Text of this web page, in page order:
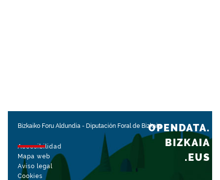
Bizkaiko Foru Aldundia - Diputación Foral de Bizkaia
Accesibilidad
Mapa web
Aviso legal
Cookies
OPENDATA.
BIZKAIA
.EUS